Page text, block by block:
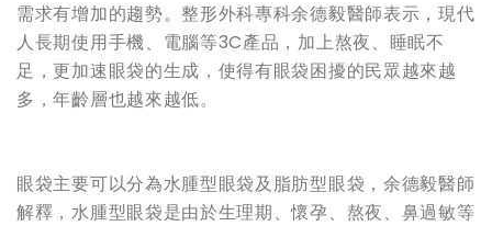
需求有增加的趨勢。整形外科專科余德毅醫師表示，現代
人長期使用手機、電腦等3C產品，加上熬夜、睡眠不
足，更加速眼袋的生成，使得有眼袋困擾的民眾越來越
多，年齡層也越來越低。
眼袋主要可以分為水腫型眼袋及脂肪型眼袋，余德毅醫師
解釋，水腫型眼袋是由於生理期、懷孕、熬夜、鼻過敏等